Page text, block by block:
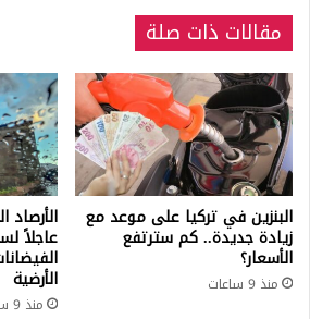
مقالات ذات صلة
البنزين في تركيا على موعد مع
زيادة جديدة.. كم سترتفع
الأسعار؟
منذ 9 ساعات
الأرصاد
عاجلاً
الأرضية
منذ 9 ساعات